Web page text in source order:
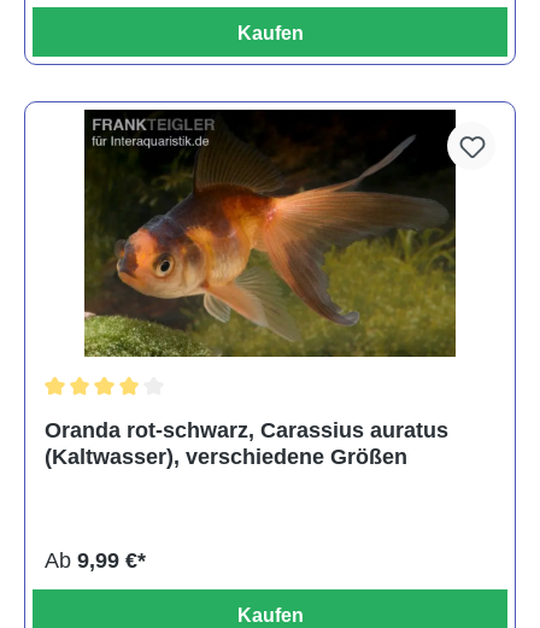
Kaufen
Oranda rot-schwarz, Carassius auratus
(Kaltwasser), verschiedene Größen
Ab 9,99 €*
Kaufen